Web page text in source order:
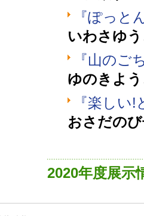
『ぽっと
いわさゆ
『山のご
ゆのきよ
『楽しい
おさだの
2020年度展示